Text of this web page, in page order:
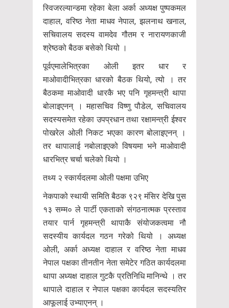
स्विजरल्यान्डमा रहेका बेला अर्का अध्यक्ष पुष्पकमल
दाहाल, वरिष्ठ नेता माधव नेपाल, झलनाथ खनाल,
सचिवालय सदस्य वामदेव गौतम र नारायणकाजी
श्रेष्ठको बैठक बसेको थियो ।
पूर्वएमालेभित्रका ओली इतर धार र
माओवादीभित्रका धारको बैठक थियो, त्यो । तर
बैठकमा माओवादी धारकै भए पनि गृहमन्त्री थापा
बोलाइएनन् । महासचिव विष्णु पौडेल, सचिवालय
सदस्यसमेत रहेका उपप्रधान तथा रक्षामन्त्री ईश्वर
पोखरेल ओली निकट भएका कारण बोलाइएनन् ।
तर थापालाई नबोलाइएको विषयमा भने माओवादी
धारभित्र चर्चा चलेको थियो ।
तथ्य २ स्कार्यदलमा ओली पक्षमा उभिए
नेकपाको स्थायी समिति बैठक ९२९ मंसिर देखि पुस
१३ सम्म० ले पार्टी एकताको संगठनात्मक प्रस्ताव
तयार पार्न गृहमन्त्री थापाकै संयोजकत्वमा नौ
सदस्यीय कार्यदल गठन गरेको थियो । अध्यक्ष
ओली, अर्का अध्यक्ष दाहाल र वरिष्ठ नेता माधव
नेपाल पक्षका तीनतीन नेता समेटेर गठित कार्यदलमा
थापा अध्यक्ष दाहाल गुटकै प्रतिनिधि मानिन्थे । तर
थापाले दाहाल र नेपाल पक्षका कार्यदल सदस्यतिर
आफूलाई उभ्याएनन् ।